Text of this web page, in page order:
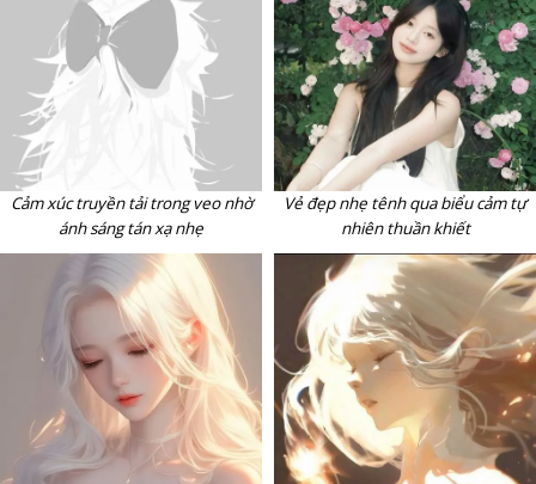
Cảm xúc truyền tải trong veo nhờ
ánh sáng tán xạ nhẹ
Vẻ đẹp nhẹ tênh qua biểu cảm tự
nhiên thuần khiết